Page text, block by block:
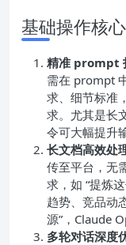
基础操作核
精准 prompt
需在 prompt
求、细节标准
求。尤其是长
令可大幅提升
长文档高效处
传至平台，无
求，如 “提炼
趋势、竞品动
源”，Claude
多轮对话深度